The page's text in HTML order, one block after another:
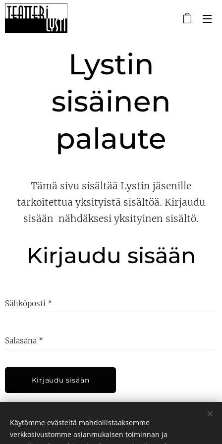
Lystin
sisäinen
palaute
Tämä sivu sisältää Lystin jäsenille
tarkoitettua yksityistä sisältöä. Kirjaudu
sisään nähdäksesi yksityinen sisältö.
Kirjaudu sisään
Sähköposti
Salasana
Kirjaudu sisään
Käytämme evästeitä mahdollistaaksemme
verkkosivustomme asianmukaisen toiminnan ja